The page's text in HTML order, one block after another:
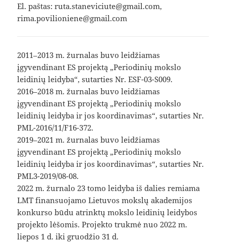
El. paštas: ruta.staneviciute@gmail.com,
rima.povilioniene@gmail.com
2011–2013 m. žurnalas buvo leidžiamas
įgyvendinant ES projektą „Periodinių mokslo
leidinių leidyba“, sutarties Nr. ESF-03-S009.
2016–2018 m. žurnalas buvo leidžiamas
įgyvendinant ES projektą „Periodinių mokslo
leidinių leidyba ir jos koordinavimas“, sutarties Nr.
PML-2016/11/F16-372.
2019–2021 m. žurnalas buvo leidžiamas
įgyvendinant ES projektą „Periodinių mokslo
leidinių leidyba ir jos koordinavimas“, sutarties Nr.
PML3-2019/08-08.
2022 m. žurnalo 23 tomo leidyba iš dalies remiama
LMT finansuojamo Lietuvos mokslų akademijos
konkurso būdu atrinktų mokslo leidinių leidybos
projekto lėšomis. Projekto trukmė nuo 2022 m.
liepos 1 d. iki gruodžio 31 d.